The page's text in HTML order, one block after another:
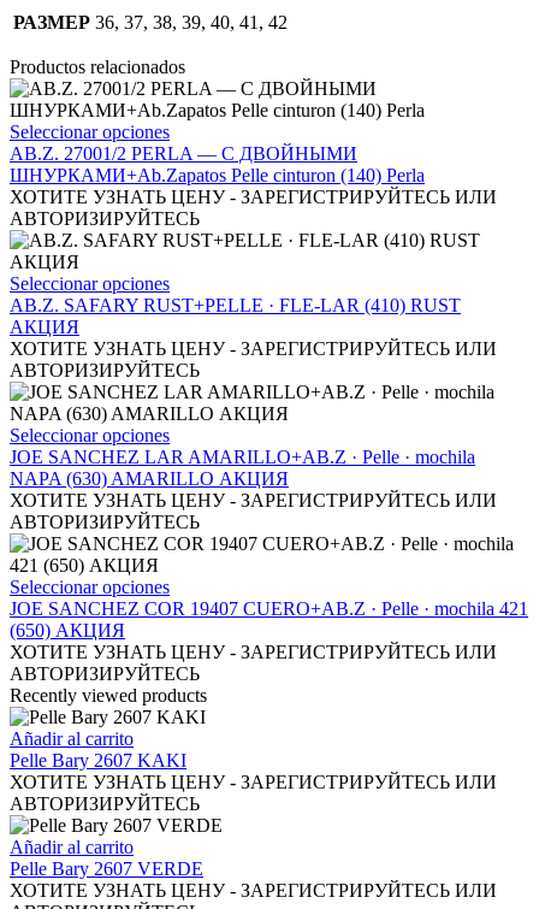
РАЗМЕР 36, 37, 38, 39, 40, 41, 42
Productos relacionados
Seleccionar opcionesEste
producto
tiene
múltiples
variantes.
Las
se
pueden
en
la
página
de
producto
AB.Z. 27001/2 PERLA — С ДВОЙНЫМИ
ШНУРКАМИ+Ab.Zapatos Pelle cinturon (140) Perla
ХОТИТЕ УЗНАТЬ ЦЕНУ - ЗАРЕГИСТРИРУЙТЕСЬ ИЛИ
АВТОРИЗИРУЙТЕСЬ
Seleccionar opcionesEste
producto
múltiples
variantes.
Las
opciones
se
pueden
elegir
en
la
página
producto
AB.Z. SAFARY RUST+PELLE · FLE-LAR (410) RUST
АКЦИЯ
ХОТИТЕ УЗНАТЬ ЦЕНУ - ЗАРЕГИСТРИРУЙТЕСЬ ИЛИ
АВТОРИЗИРУЙТЕСЬ
Seleccionar opcionesEste
producto
tiene
múltiples
variantes.
Las
se
pueden
en
la
página
de
JOE SANCHEZ LAR AMARILLO+AB.Z · Pelle · mochila
NAPA (630) AMARILLO АКЦИЯ
ХОТИТЕ УЗНАТЬ ЦЕНУ - ЗАРЕГИСТРИРУЙТЕСЬ ИЛИ
АВТОРИЗИРУЙТЕСЬ
Seleccionar opcionesEste
producto
múltiples
variantes.
Las
opciones
pueden
elegir
en
la
de
producto
JOE SANCHEZ COR 19407 CUERO+AB.Z · Pelle · mochila 421
(650) АКЦИЯ
ХОТИТЕ УЗНАТЬ ЦЕНУ - ЗАРЕГИСТРИРУЙТЕСЬ ИЛИ
АВТОРИЗИРУЙТЕСЬ
Recently viewed products
Añadir al carrito
Pelle Bary 2607 KAKI
ХОТИТЕ УЗНАТЬ ЦЕНУ - ЗАРЕГИСТРИРУЙТЕСЬ ИЛИ
АВТОРИЗИРУЙТЕСЬ
Añadir al carrito
Pelle Bary 2607 VERDE
ХОТИТЕ УЗНАТЬ ЦЕНУ - ЗАРЕГИСТРИРУЙТЕСЬ ИЛИ